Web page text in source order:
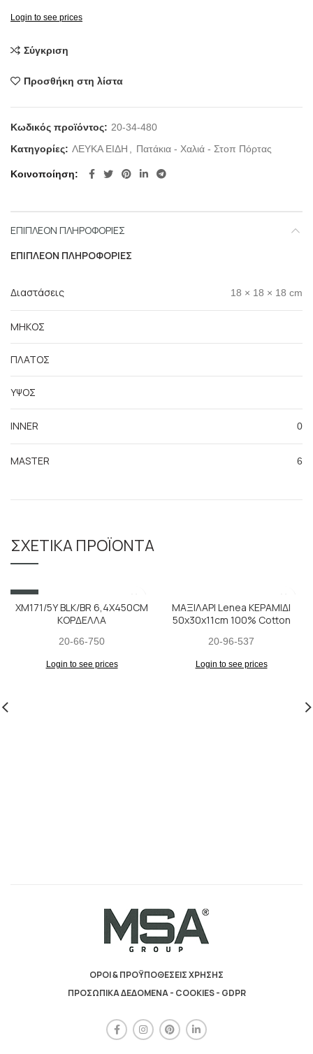
Login to see prices
Σύγκριση
Προσθήκη στη λίστα
Κωδικός προϊόντος: 20-34-480
Κατηγορίες: ΛΕΥΚΑ ΕΙΔΗ Πατάκια - Χαλιά - Στοπ Πόρτας
Κοινοποίηση
ΕΠΙΠΛΈΟΝ ΠΛΗΡΟΦΟΡΊΕΣ
ΕΠΙΠΛΈΟΝ ΠΛΗΡΟΦΟΡΊΕΣ
Διαστάσεις 18 × 18 × 18 cm
ΜΗΚΟΣ
ΠΛΑΤΟΣ
ΥΨΟΣ
INNER 0
MASTER 6
ΣΧΕΤΙΚΆ ΠΡΟΪΌΝΤΑ
SALE
ΧΜ171/5Υ BLK/BR 6,4X450CM
ΚΟΡΔΕΛΛΑ
20-66-750
Login to see prices
ΜΑΞΙΛΑΡΙ Lenea ΚΕΡΑΜΙΔΙ
50x30x11cm 100% Cotton
20-96-537
Login to see prices
ΟΡΟΙ & ΠΡΟΫΠΟΘΕΣΕΙΣ ΧΡΗΣΗΣ
ΠΡΟΣΩΠΙΚΑ ΔΕΔΟΜΕΝΑ - COOKIES - GDPR